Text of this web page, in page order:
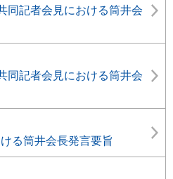
同記者会見における筒井会
同記者会見における筒井会
る筒井会長発言要旨